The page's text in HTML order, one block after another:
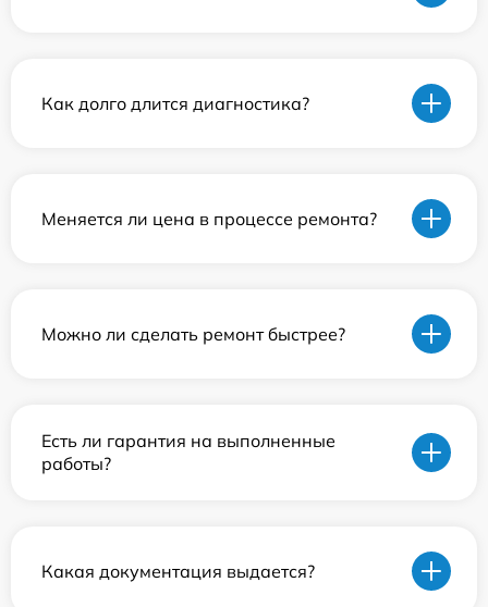
Как долго длится диагностика?
Меняется ли цена в процессе ремонта?
Можно ли сделать ремонт быстрее?
Есть ли гарантия на выполненные
работы?
Какая документация выдается?